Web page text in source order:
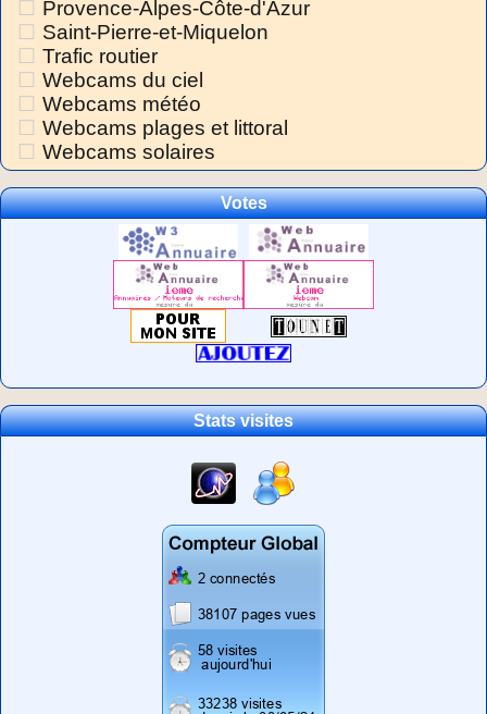
Provence-Alpes-Côte-d'Azur
Saint-Pierre-et-Miquelon
Trafic routier
Webcams du ciel
Webcams météo
Webcams plages et littoral
Webcams solaires
Votes
Stats visites